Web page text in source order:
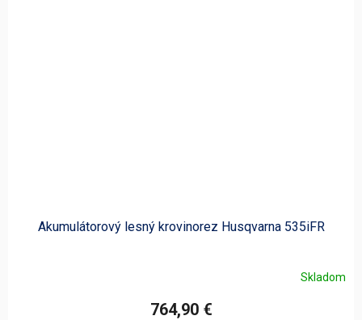
Akumulátorový lesný krovinorez Husqvarna 535iFR
Skladom
764,90 €